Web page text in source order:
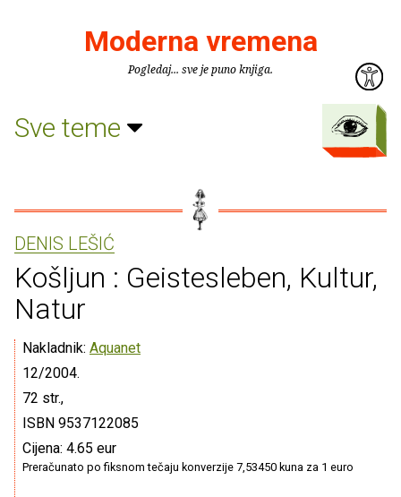
Moderna vremena
Pogledaj... sve je puno knjiga.
Sve teme
DENIS LEŠIĆ
Košljun : Geistesleben, Kultur,
Natur
Nakladnik: Aquanet
12/2004.
72 str.,
ISBN 9537122085
Cijena: 4.65 eur
Preračunato po fiksnom tečaju konverzije 7,53450 kuna za 1 euro